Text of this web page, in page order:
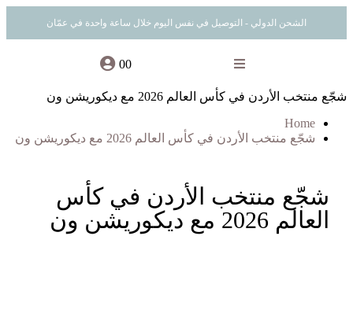
الشحن الدولي - التوصيل في نفس اليوم خلال ساعة واحدة في عمّان
00
شجّع منتخب الأردن في كأس العالم 2026 مع ديكوريشن ون
Home
شجّع منتخب الأردن في كأس العالم 2026 مع ديكوريشن ون
شجّع منتخب الأردن في كأس
العالم 2026 مع ديكوريشن ون